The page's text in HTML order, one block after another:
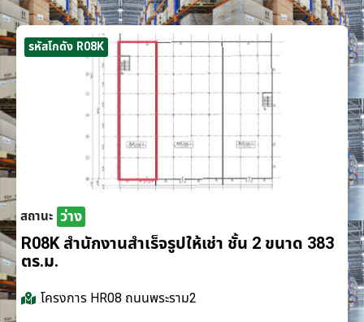
รหัสโกดัง R08K
สถานะ ว่าง
R08K สำนักงานสำเร็จรูปให้เช่า ชั้น 2 ขนาด 383
ตร.ม.
โครงการ HR08 ถนนพระราม2